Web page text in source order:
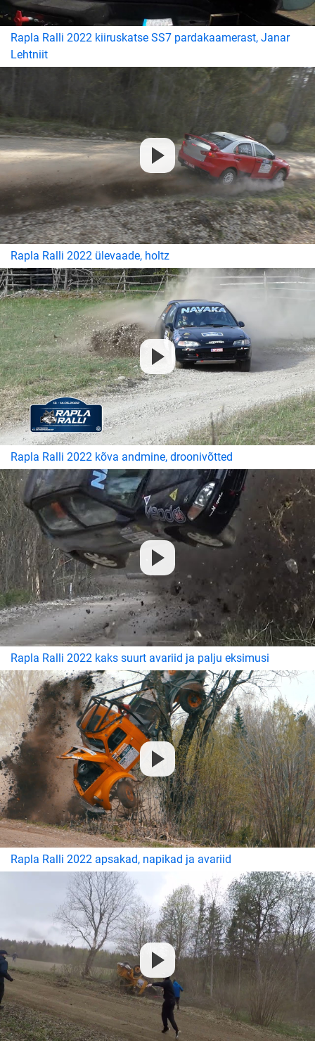
Rapla Ralli 2022 kiiruskatse SS7 pardakaamerast, Janar
Lehtniit
Rapla Ralli 2022 ülevaade, holtz
Rapla Ralli 2022 kõva andmine, droonivõtted
Rapla Ralli 2022 kaks suurt avariid ja palju eksimusi
Rapla Ralli 2022 apsakad, napikad ja avariid